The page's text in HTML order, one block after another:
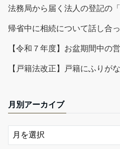
法務局から届く法人の登記の
帰省中に相続について話し合
【令和７年度】お盆期間中の
【戸籍法改正】戸籍にふりが
月別アーカイブ